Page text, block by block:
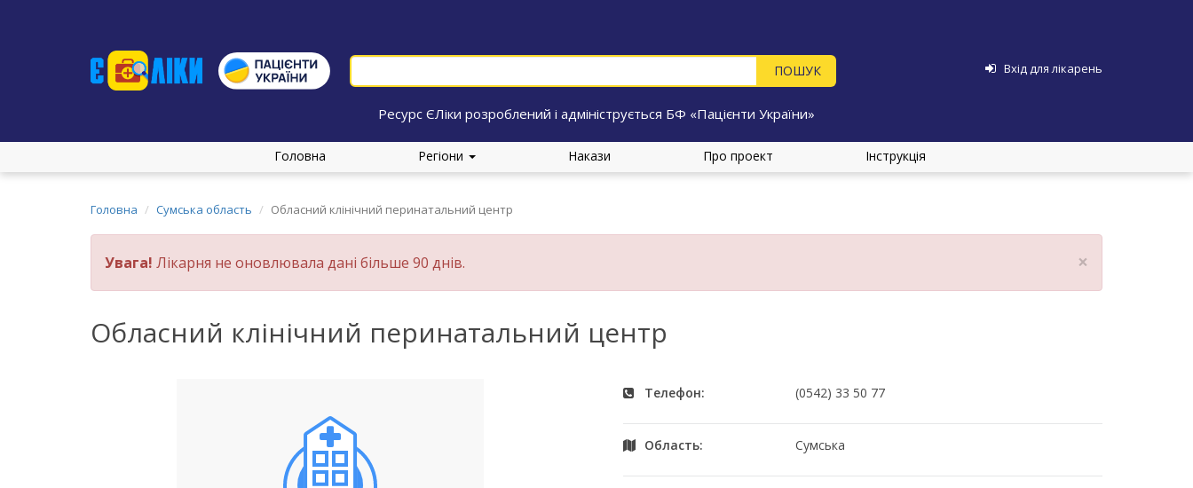
Вхід для лікарень
Ресурс ЄЛіки розроблений і адмініструється БФ «Пацієнти України»
Головна Регіони Накази Про проект Інструкція
Головна Сумська область Обласний клінічний перинатальний центр
×
Увага! Лікарня не оновлювала дані більше 90 днів.
Обласний клінічний перинатальний центр
Телефон: (0542) 33 50 77
Область: Сумська